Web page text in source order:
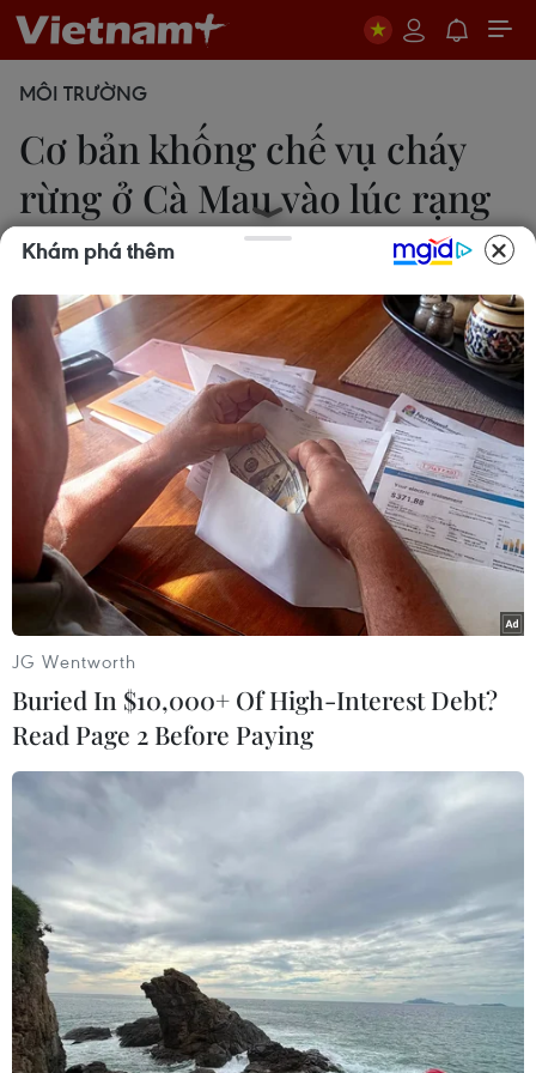
MÔI TRƯỜNG
Cơ bản khống chế vụ cháy
rừng ở Cà Mau vào lúc rạng
sáng
Kim Há
11/04/2024 03:31
Vào khoảng gần 3 giờ ngày 11/4, đám cháy tại
khu vực Nông trường 402 cũ, ấp Cơi 6B, xã Khánh
Bình Tây, huyện Trần Văn Thời được khoanh vùng
và khống chế, không để xảy ra cháy lan ra khu
vực lân cận.
Hiện trường vụ cháy rừng tại Nông trường 402, nằm trên địa
bàn xã Khánh Bình Tây, huyện Trần Văn Thời, tỉnh Cà Mau.
(Ảnh: Huỳnh Anh/TTXVN)
Ngày 11/4, thông tin từ Văn phòng Ủy ban Nhân
dân tỉnh Cà Mau cho biết vụ cháy rừng xảy ra
tại khu vực đất do Đội Quản lý đất Quốc phòng -
Khám phá thêm
JG Wentworth
Buried In $10,000+ Of High-Interest Debt?
Read Page 2 Before Paying